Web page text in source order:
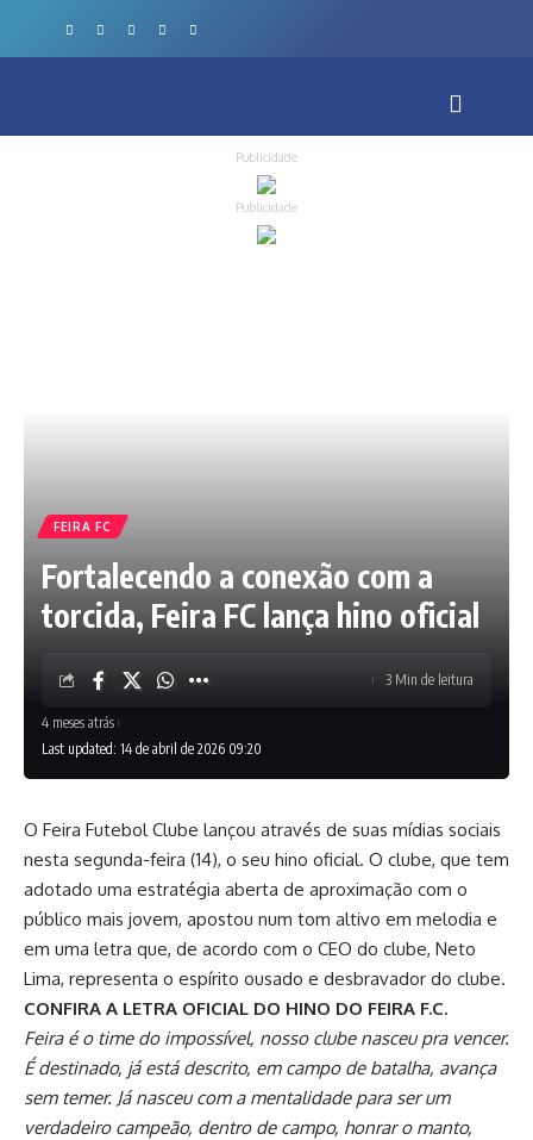
Publicidade
Publicidade
FEIRA FC
Fortalecendo a conexão com a
torcida, Feira FC lança hino oficial
Last updated: 14 de abril de 2026 09:20
4 meses atrás
3 Min de leitura
O Feira Futebol Clube lançou através de suas mídias sociais
nesta segunda-feira (14), o seu hino oficial. O clube, que tem
adotado uma estratégia aberta de aproximação com o
público mais jovem, apostou num tom altivo em melodia e
em uma letra que, de acordo com o CEO do clube, Neto
Lima, representa o espírito ousado e desbravador do clube.
CONFIRA A LETRA OFICIAL DO HINO DO FEIRA F.C.
Feira é o time do impossível, nosso clube nasceu pra vencer.
É destinado, já está descrito, em campo de batalha, avança
sem temer. Já nasceu com a mentalidade para ser um
verdadeiro campeão, dentro de campo, honrar o manto,